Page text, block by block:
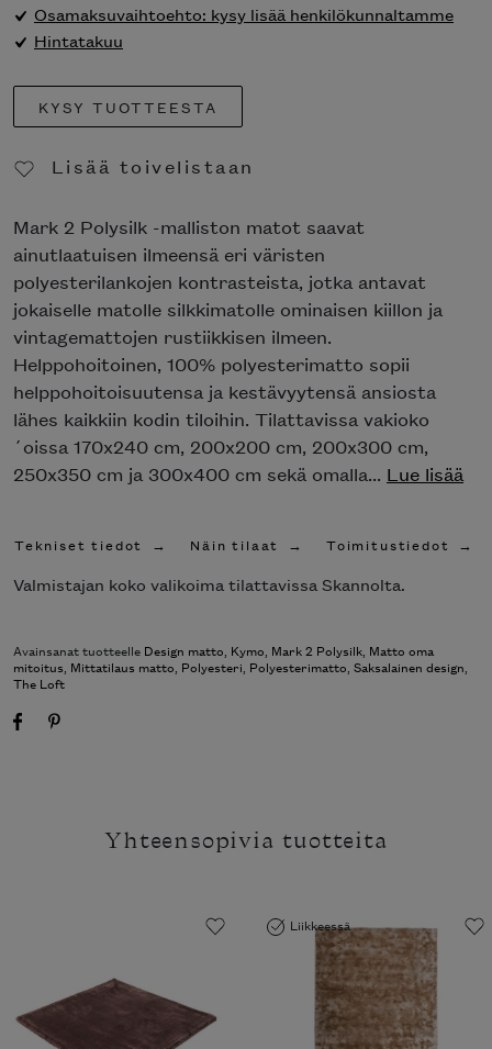
Osamaksuvaihtoehto: kysy lisää henkilökunnaltamme
Hintatakuu
KYSY TUOTTEESTA
Lisää toivelistaan
Mark 2 Polysilk -malliston matot saavat
ainutlaatuisen ilmeensä eri väristen
polyesterilankojen kontrasteista, jotka antavat
jokaiselle matolle silkkimatolle ominaisen kiillon ja
vintagemattojen rustiikkisen ilmeen.
Helppohoitoinen, 100% polyesterimatto sopii
helppohoitoisuutensa ja kestävyytensä ansiosta
lähes kaikkiin kodin tiloihin. Tilattavissa vakioko
´oissa 170x240 cm, 200x200 cm, 200x300 cm,
250x350 cm ja 300x400 cm sekä omalla... Lue lisää
Tekniset tiedot Näin tilaat Toimitustiedot
Valmistajan koko valikoima tilattavissa Skannolta.
Avainsanat tuotteelle Design matto, Kymo, Mark 2 Polysilk, Matto oma
mitoitus, Mittatilaus matto, Polyesteri, Polyesterimatto, Saksalainen design,
The Loft
Yhteensopivia tuotteita
Liikkeessä